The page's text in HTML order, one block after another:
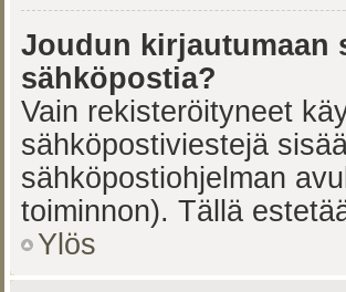
Joudun kirjautumaan
sähköpostia?
Vain rekisteröityneet
sähköpostiviestejä
sähköpostiohjelman
toiminnon). Tällä
Ylös